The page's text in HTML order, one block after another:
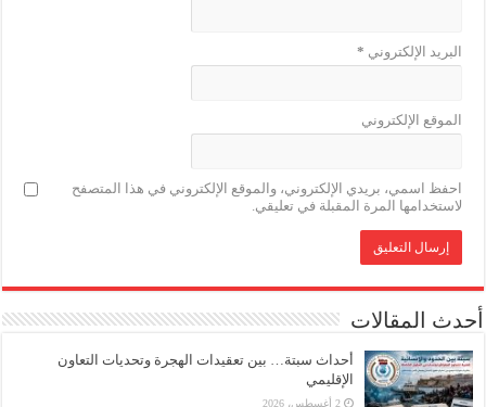
البريد الإلكتروني *
الموقع الإلكتروني
احفظ اسمي، بريدي الإلكتروني، والموقع الإلكتروني في هذا المتصفح
لاستخدامها المرة المقبلة في تعليقي.
أحدث المقالات
أحداث سبتة… بين تعقيدات الهجرة وتحديات التعاون
الإقليمي
2 أغسطس، 2026